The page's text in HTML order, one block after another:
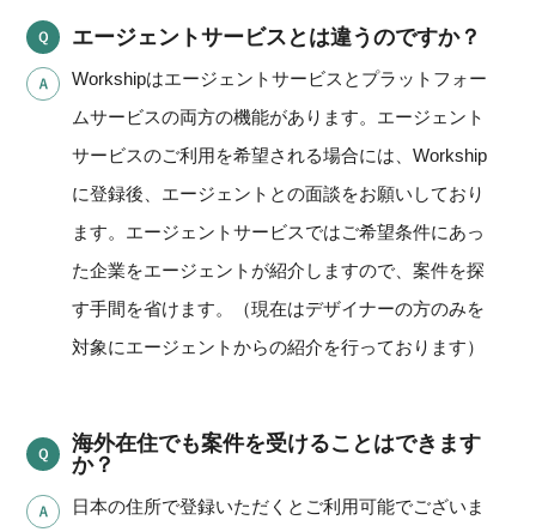
エージェントサービスとは違うのですか？
Workshipはエージェントサービスとプラットフォー
ムサービスの両方の機能があります。エージェント
サービスのご利用を希望される場合には、Workship
に登録後、エージェントとの面談をお願いしており
ます。エージェントサービスではご希望条件にあっ
た企業をエージェントが紹介しますので、案件を探
す手間を省けます。（現在はデザイナーの方のみを
対象にエージェントからの紹介を行っております）
海外在住でも案件を受けることはできます
か？
日本の住所で登録いただくとご利用可能でございま